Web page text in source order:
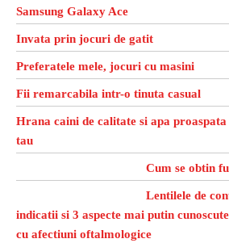
Samsung Galaxy Ace
Invata prin jocuri de gatit
Preferatele mele, jocuri cu masini
Fii remarcabila intr-o tinuta casual
Hrana caini de calitate si apa
tau
Cum se obtin
Lentilele de
indicatii si 3 aspecte mai putin
cu afectiuni oftalmologice